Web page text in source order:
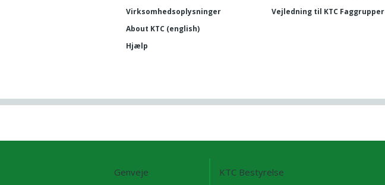
Virksomhedsoplysninger
About KTC (english)
Hjælp
Vejledning til KTC Faggrupper
Genveje KTC Bestyrelse